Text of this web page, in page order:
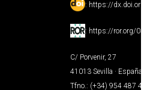
: https://
: https://ror.org/
C/ Porvenir, 27
41013 Sevilla · España
Tfno.: (+34) 954 487